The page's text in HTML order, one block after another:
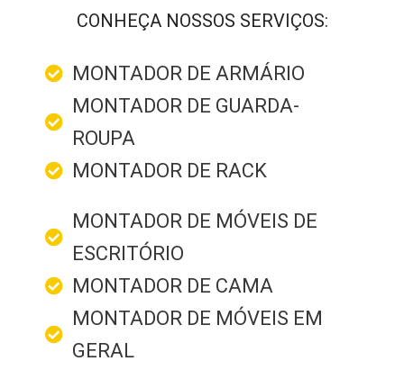
CONHEÇA NOSSOS SERVIÇOS:
MONTADOR DE ARMÁRIO
MONTADOR DE GUARDA-
ROUPA
MONTADOR DE RACK
MONTADOR DE MÓVEIS DE
ESCRITÓRIO
MONTADOR DE CAMA
MONTADOR DE MÓVEIS EM
GERAL